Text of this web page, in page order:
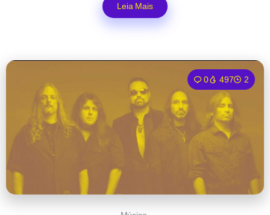
Leia Mais
0 497 2